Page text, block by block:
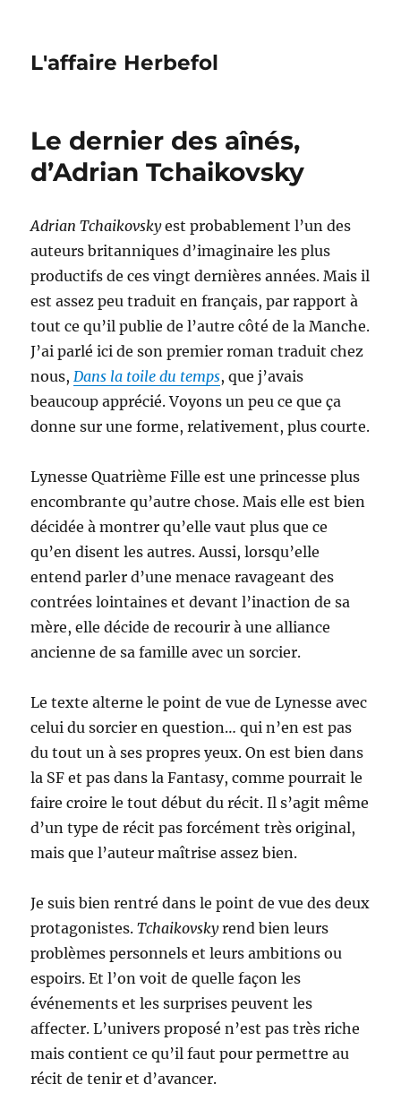
L'affaire Herbefol
Le dernier des aînés,
d’Adrian Tchaikovsky
Adrian Tchaikovskyest probablement l’un des
auteurs britanniques d’imaginaire les plus
productifs de ces vingt dernières années. Mais il
est assez peu traduit en français, par rapport à
tout ce qu’il publie de l’autre côté de la Manche.
J’ai parlé ici de son premier roman traduit chez
nous,Dans la toile du temps, que j’avais
beaucoup apprécié. Voyons un peu ce que ça
donne sur une forme, relativement, plus courte.
Lynesse Quatrième Fille est une princesse plus
encombrante qu’autre chose. Mais elle est bien
décidée à montrer qu’elle vaut plus que ce
qu’en disent les autres. Aussi, lorsqu’elle
entend parler d’une menace ravageant des
contrées lointaines et devant l’inaction de sa
mère, elle décide de recourir à une alliance
ancienne de sa famille avec un sorcier.
Le texte alterne le point de vue de Lynesse avec
celui du sorcier en question… qui n’en est pas
du tout un à ses propres yeux. On est bien dans
la SF et pas dans la Fantasy, comme pourrait le
faire croire le tout début du récit. Il s’agit même
d’un type de récit pas forcément très original,
mais que l’auteur maîtrise assez bien.
Je suis bien rentré dans le point de vue des deux
protagonistes.Tchaikovskyrend bien leurs
problèmes personnels et leurs ambitions ou
espoirs. Et l’on voit de quelle façon les
événements et les surprises peuvent les
affecter. L’univers proposé n’est pas très riche
mais contient ce qu’il faut pour permettre au
récit de tenir et d’avancer.